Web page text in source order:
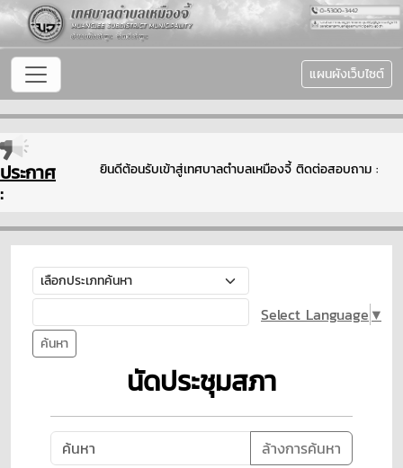
แผนผังเว็บไซต์
ประกาศ
:
ยินดีต้อนรับเข้าสู่เทศบาลตำบลเหมืองจี้ ติดต่อสอบถาม : โ
ค้นหา
Select Language ▼
นัดประชุมสภา
ล้างการค้นหา